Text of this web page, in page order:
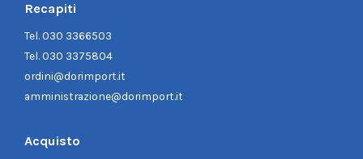
Recapiti
Tel.030 3366503
Tel.030 3375804
ordini@dorimport.it
amministrazione@dorimport.it
Acquisto